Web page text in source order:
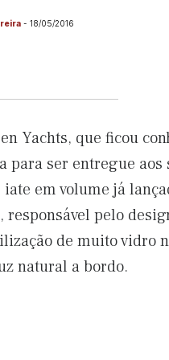
- 18/05/2016
Yachts, que ficou
para ser entregue
em volume já
pelo
de muito vidro
natural a bordo.